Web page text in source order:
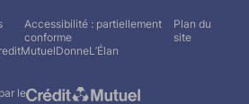
Accessibilité : partiellement
conforme
Plan du
site
le